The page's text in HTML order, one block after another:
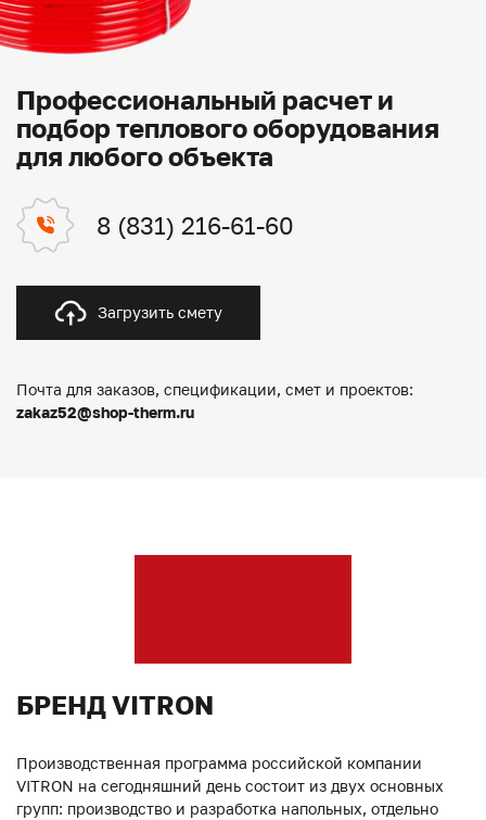
Профессиональный расчет и
подбор теплового оборудования
для любого объекта
8 (831) 216-61-60
Загрузить смету
Почта для заказов, спецификации, смет и проектов:
zakaz52@shop-therm.ru
БРЕНД VITRON
Производственная программа российской компании
VITRON на сегодняшний день состоит из двух основных
групп: производство и разработка напольных, отдельно